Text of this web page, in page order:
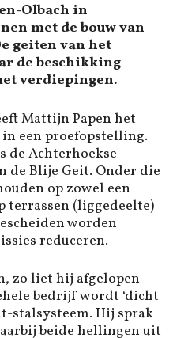
Olbach in
met de bouw van
geiten van het
de beschikking
verdiepingen.
Mattijn Papen het
een proefopstelling.
de Achterhoekse
de Blije Geit. Onder die
op zowel een
terrassen (liggedeelte)
worden
reduceren.
zo liet hij afgelopen
bedrijf wordt ‘dicht
stalsysteem. Hij sprak
beide hellingen uit